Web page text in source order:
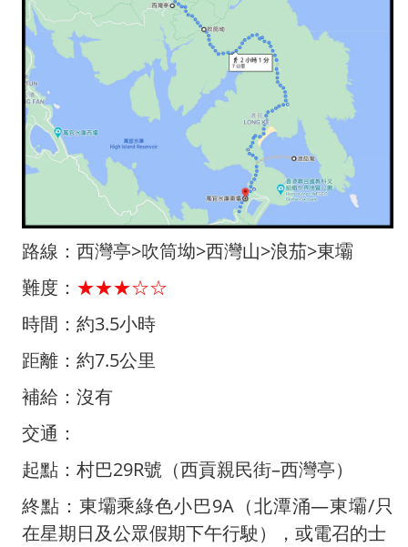
路線：西灣亭>吹筒坳>西灣山>浪茄>東壩
難度： ★★★☆☆
時間：約3.5小時
距離：約7.5公里
補給：沒有
交通：
起點：村巴29R號（西貢親民街–西灣亭）
終點：東壩乘綠色小巴9A（北潭涌—東壩/只
在星期日及公眾假期下午行駛），或電召的士